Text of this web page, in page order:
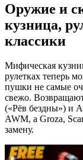
Оружие и
кузница,
классики
Мифическая
рулетках теперь
пушки не самые
свежо.
(«Рёв бездны») и
AWM, а Groza,
замену.